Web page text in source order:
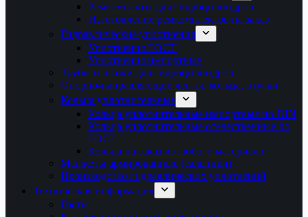
Ремкомплкты для гидроцилиндров
Изготовление ремкомплектов на заказ
Гидравлические уплотнения
Уплотнения ГОСТ
Уплотнения импортные
Трубы и штоки для гидроцилиндров
Опорно-направляющие ленты, кольца, втулки
Кольца уплотнительные
Кольца уплотнительные импортные по DIN
Кольца уплотнительные отечественные по
ГОСТ
Кольца на заказ из любого материала
Манжеты армированные (сальники)
Производство гидравлических уплотнений
Техническая информация
Госты